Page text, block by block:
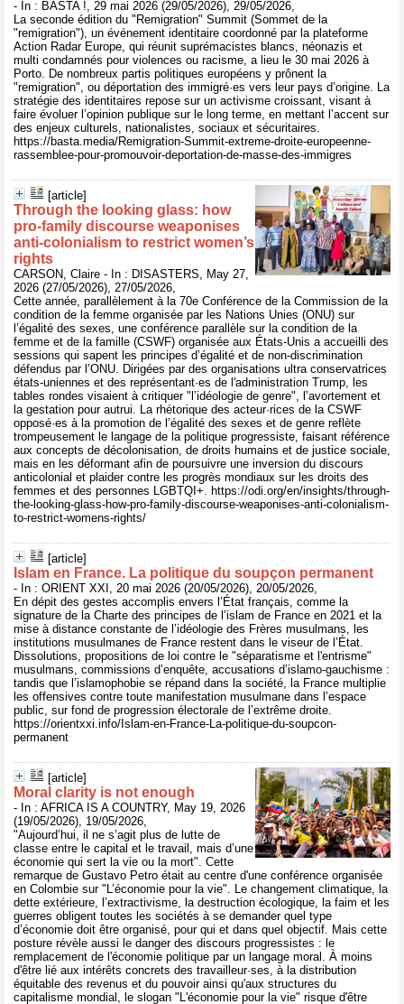
- In : BASTA !, 29 mai 2026 (29/05/2026), 29/05/2026,
La seconde édition du "Remigration" Summit (Sommet de la
"remigration"), un événement identitaire coordonné par la plateforme
Action Radar Europe, qui réunit suprémacistes blancs, néonazis et
multi condamnés pour violences ou racisme, a lieu le 30 mai 2026 à
Porto. De nombreux partis politiques européens y prônent la
"remigration", ou déportation des immigré·es vers leur pays d’origine. La
stratégie des identitaires repose sur un activisme croissant, visant à
faire évoluer l’opinion publique sur le long terme, en mettant l’accent sur
des enjeux culturels, nationalistes, sociaux et sécuritaires.
https://basta.media/Remigration-Summit-extreme-droite-europeenne-
rassemblee-pour-promouvoir-deportation-de-masse-des-immigres
[article]
Through the looking glass: how
pro-family discourse weaponises
anti-colonialism to restrict women’s
rights
CARSON, Claire - In : DISASTERS, May 27,
2026 (27/05/2026), 27/05/2026,
Cette année, parallèlement à la 70e Conférence de la Commission de la
condition de la femme organisée par les Nations Unies (ONU) sur
l’égalité des sexes, une conférence parallèle sur la condition de la
femme et de la famille (CSWF) organisée aux États-Unis a accueilli des
sessions qui sapent les principes d’égalité et de non-discrimination
défendus par l’ONU. Dirigées par des organisations ultra conservatrices
états-uniennes et des représentant·es de l'administration Trump, les
tables rondes visaient à critiquer "l’idéologie de genre", l’avortement et
la gestation pour autrui. La rhétorique des acteur·rices de la CSWF
opposé·es à la promotion de l’égalité des sexes et de genre reflète
trompeusement le langage de la politique progressiste, faisant référence
aux concepts de décolonisation, de droits humains et de justice sociale,
mais en les déformant afin de poursuivre une inversion du discours
anticolonial et plaider contre les progrès mondiaux sur les droits des
femmes et des personnes LGBTQI+. https://odi.org/en/insights/through-
the-looking-glass-how-pro-family-discourse-weaponises-anti-colonialism-
to-restrict-womens-rights/
[article]
Islam en France. La politique du soupçon permanent
- In : ORIENT XXI, 20 mai 2026 (20/05/2026), 20/05/2026,
En dépit des gestes accomplis envers l’État français, comme la
signature de la Charte des principes de l’islam de France en 2021 et la
mise à distance constante de l’idéologie des Frères musulmans, les
institutions musulmanes de France restent dans le viseur de l’État.
Dissolutions, propositions de loi contre le "séparatisme et l'entrisme"
musulmans, commissions d’enquête, accusations d’islamo-gauchisme :
tandis que l’islamophobie se répand dans la société, la France multiplie
les offensives contre toute manifestation musulmane dans l’espace
public, sur fond de progression électorale de l’extrême droite.
https://orientxxi.info/Islam-en-France-La-politique-du-soupcon-
permanent
[article]
Moral clarity is not enough
- In : AFRICA IS A COUNTRY, May 19, 2026
(19/05/2026), 19/05/2026,
"Aujourd’hui, il ne s’agit plus de lutte de
classe entre le capital et le travail, mais d’une
économie qui sert la vie ou la mort". Cette
remarque de Gustavo Petro était au centre d'une conférence organisée
en Colombie sur "L’économie pour la vie". Le changement climatique, la
dette extérieure, l’extractivisme, la destruction écologique, la faim et les
guerres obligent toutes les sociétés à se demander quel type
d’économie doit être organisé, pour qui et dans quel objectif. Mais cette
posture révèle aussi le danger des discours progressistes : le
remplacement de l'économie politique par un langage moral. À moins
d'être lié aux intérêts concrets des travailleur·ses, à la distribution
équitable des revenus et du pouvoir ainsi qu'aux structures du
capitalisme mondial, le slogan "L'économie pour la vie" risque d'être